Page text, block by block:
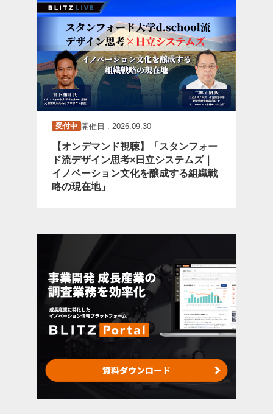
受付中 開催日 : 2026.09.30
【オンデマンド視聴】「スタンフォー
ド流デザイン思考×日立システムズ｜
イノベーション文化を醸成する組織戦
略の現在地」